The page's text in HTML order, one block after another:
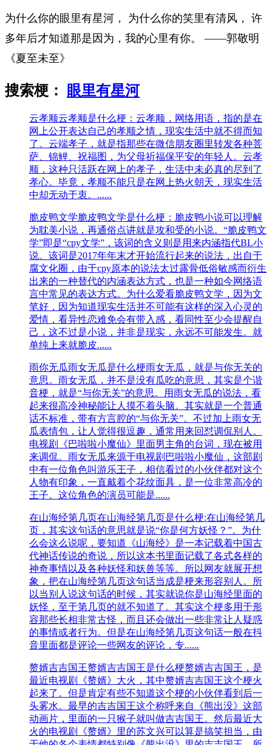
为什么你的眼里有星河， 为什么你的笑里有清风， 许
多年后才知道那是因为，我的心里有你。 ——郭敬明
《夏至未至》
搜索梗： 眼里有星河
云孝顺云孝顺是什么梗：云孝顺，网络用语，指的是在
网上公开表达自己的孝顺之情，现实生活中就不得而知
了。云端孝子，就是指那些在微信朋友圈里转发各种菩
萨、锦鲤、祝福图，为父母祈福保平安的年轻人。云孝
顺，这种只活跃在网上的孝子，生活中未必真的尽到了
孝心。毕竟，孝顺不能只是在网上热火朝天，现实生活
中却无动于衷。......
脆皮鸭文学脆皮鸭文学是什么梗：脆皮鸭小说可以理解
为耽美小说，再通俗点讲就是攻和受的小说。“脆皮鸭文
学”即是“cpy文学”，该词的含义则是用来内涵指代BL小
说。该词是2017年年末才开始流行起来的说法，出自于
腐文化圈，由于cpy原本的说法太过露骨低俗敏感而衍生
出来的一种替代的内涵表达方式，也是一种如今网络语
言中常见的表达方式。为什么爱看脆皮鸭文学，因为文
笔好，因为知道现实生活并不可能有这样的深入心灵的
爱情，看异性恋难免会有带入感，看同性至少会提醒自
己，这不过是小说，并非是现实，永远不可能发生。就
单纯上来就脆皮......
雨你无瓜雨女无瓜是什么梗雨女无瓜，就是与你无关的
意思。雨女无瓜，并不是没有瓜吃的意思，其实是个谐
音梗，就是“与你无关”的意思。用雨女无瓜的说法，看
起来很高冷神秘能让人摸不着头脑。其实就是一个普通
话不标准，带有方言腔的“与你无关”。不过加上雨女无
瓜表情包，让人觉得很逗趣，通常用来回怼调侃别人。
电视剧《巴啦啦小魔仙》里面男主角的台词，现在被用
来调侃。雨女无瓜来源于电视剧巴啦啦小魔仙，这部剧
中有一位角色叫游乐王子，相信看过的小伙伴都对这个
人物有印象，一直戴着个花纹面具，是一位非常高冷的
王子。这位角色的演员可能是......
在山海经第几页在山海经第几页是什么梗:在山海经第几
页，其实这句话的意思就是说“你是何方妖怪？”。为什
么会这么说呢，要知道《山海经》是一本记载着中国古
代神话传说的奇说，所以这本书里面记载了各式各样的
神奇事情以及各种妖怪和妖兽等等。所以网友就展开想
象，把在山海经第几页这句话当成是梗来形容别人。所
以当别人说这句话的时候，其实就说你是山海经里面的
妖怪，至于第几页的就不知道了。其实这个梗多用于形
容那些长相非常古怪，而且还会做出一些非常让人疑惑
的事情或者行为。但是在山海经第几页这句话一般在抖
音里面都是评论一些网友的评论，专......
赘婿吉吉国王赘婿吉吉国王是什么梗赘婿吉吉国王，是
最近电视剧《赘婿》大火，其中赘婿吉吉国王这个梗火
起来了。但是肯定有些不知道这个梗的小伙伴看到后一
头雾水。最早的吉吉国王这个称呼来自《熊出没》这部
动画片，里面的一只猴子就叫做吉吉国王。然后最近大
火的电视剧《赘婿》里的苏文兴可以算是搞笑担当，由